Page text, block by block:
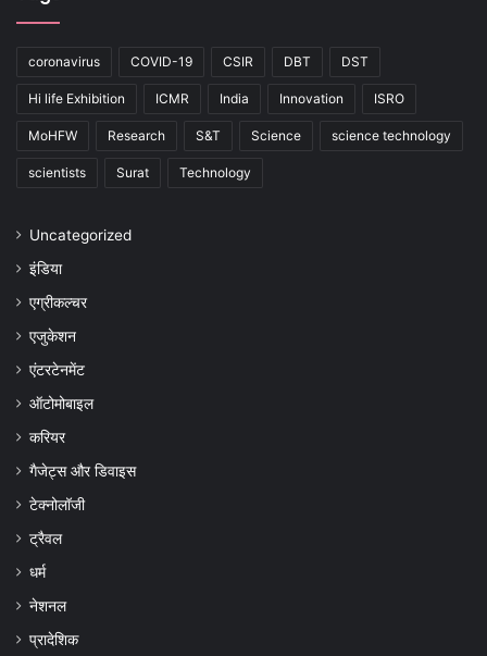
coronavirus COVID-19 CSIR DBT DST
Hi life Exhibition ICMR India Innovation ISRO
MoHFW Research S&T Science science technology
scientists Surat Technology
Uncategorized
इंडिया
एग्रीकल्चर
एजुकेशन
एंटरटेनमेंट
ऑटोमोबाइल
करियर
गैजेट्स और डिवाइस
टेक्नोलॉजी
ट्रैवल
धर्म
नेशनल
प्रादेशिक